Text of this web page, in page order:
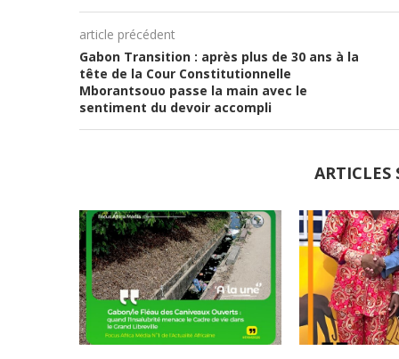
article précédent
Gabon Transition : après plus de 30 ans à la
tête de la Cour Constitutionnelle
Mborantsouo passe la main avec le
sentiment du devoir accompli
ARTICLES